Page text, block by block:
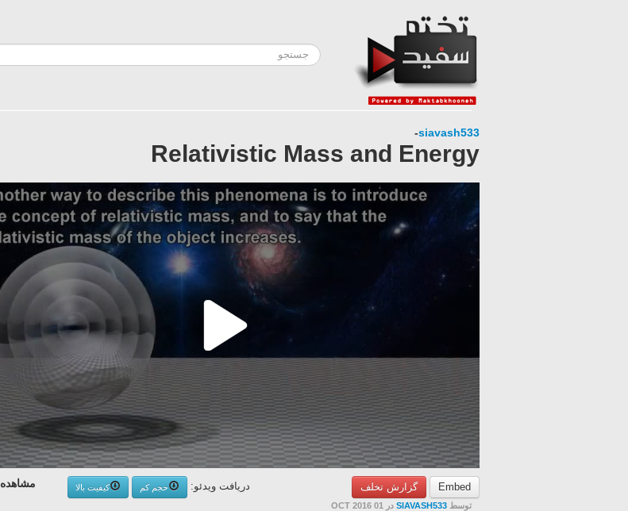
siavash533
-
Relativistic Mass and Energy
Embed گزارش تخلف مشاهده 1277 دریافت ویدئو: حجم کم
کیفیت بالا
توسط SIAVASH533 در 01 OCT 2016